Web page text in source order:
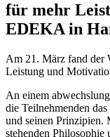
für mehr
EDEKA in
Am 21. März fand der
Leistung und
An einem
die Teilnehmenden
und seinen Prinzipien.
stehenden Philosophie